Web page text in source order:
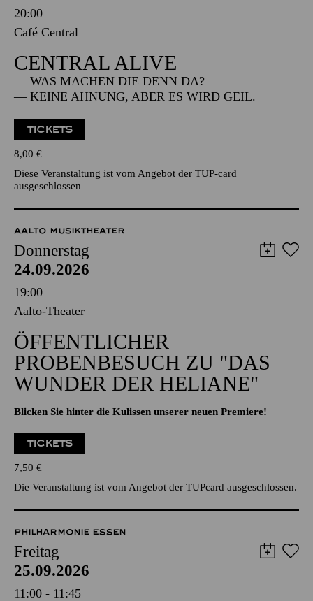
20:00
Café Central
CENTRAL ALIVE
— WAS MACHEN DIE DENN DA?
— KEINE AHNUNG, ABER ES WIRD GEIL.
TICKETS
8,00 €
Diese Veranstaltung ist vom Angebot der TUP-card
ausgeschlossen
AALTO MUSIKTHEATER
Donnerstag
24.09.2026
19:00
Aalto-Theater
ÖFFENTLICHER
PROBENBESUCH ZU "DAS
WUNDER DER HELIANE"
Blicken Sie hinter die Kulissen unserer neuen Premiere!
TICKETS
7,50 €
Die Veranstaltung ist vom Angebot der TUPcard ausgeschlossen.
PHILHARMONIE ESSEN
Freitag
25.09.2026
11:00 - 11:45